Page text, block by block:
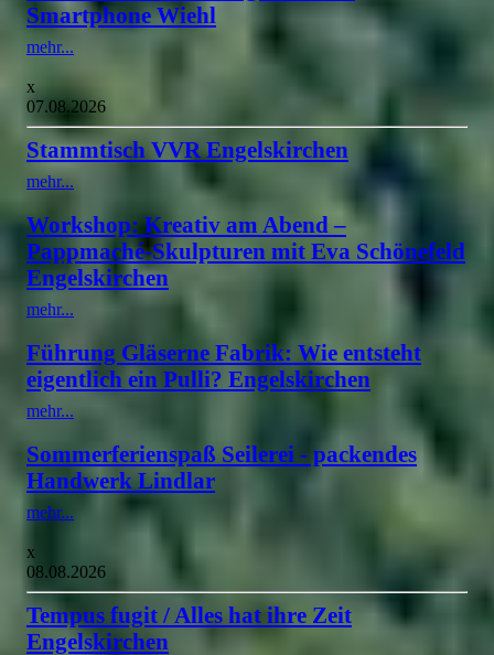
Smartphone Wiehl
mehr...
x
07.08.2026
Stammtisch VVR Engelskirchen
mehr...
Workshop: Kreativ am Abend –
Pappmaché-Skulpturen mit Eva Schönefeld
Engelskirchen
mehr...
Führung Gläserne Fabrik: Wie entsteht
eigentlich ein Pulli? Engelskirchen
mehr...
Sommerferienspaß Seilerei - packendes
Handwerk Lindlar
mehr...
x
08.08.2026
Tempus fugit / Alles hat ihre Zeit
Engelskirchen